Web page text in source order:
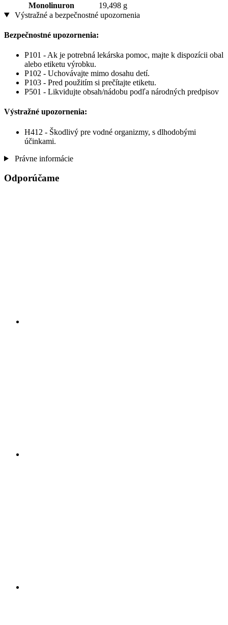
Monolinuron
19,498 g
Výstražné a bezpečnostné upozornenia
Bezpečnostné upozornenia:
P101 - Ak je potrebná lekárska pomoc, majte k dispozícii obal
alebo etiketu výrobku.
P102 - Uchovávajte mimo dosahu detí.
P103 - Pred použitím si prečítajte etiketu.
P501 - Likvidujte obsah/nádobu podľa národných predpisov
Výstražné upozornenia:
H412 - Škodlivý pre vodné organizmy, s dlhodobými
účinkami.
Právne informácie
Odporúčame